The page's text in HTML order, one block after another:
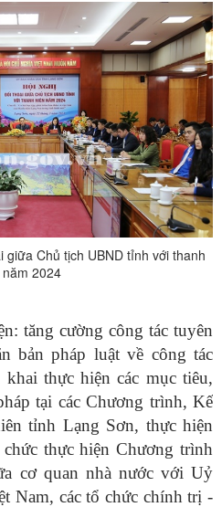
Chủ tịch UBND tỉnh với thanh
2024
tăng cường công tác tuyên
bản pháp luật về công tác
thực hiện các mục tiêu,
tại các Chương trình, Kế
tỉnh Lạng Sơn, thực hiện
thực hiện Chương trình
cơ quan nhà nước với Uỷ
Nam, các tổ chức chính trị -